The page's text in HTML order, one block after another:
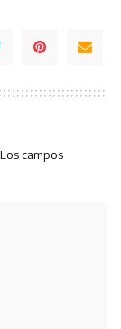
Los campos